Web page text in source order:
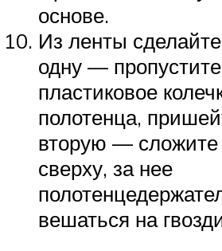
основе.
Из ленты
одну —
пластиковое
полотенца,
вторую —
сверху, за нее
вешаться на